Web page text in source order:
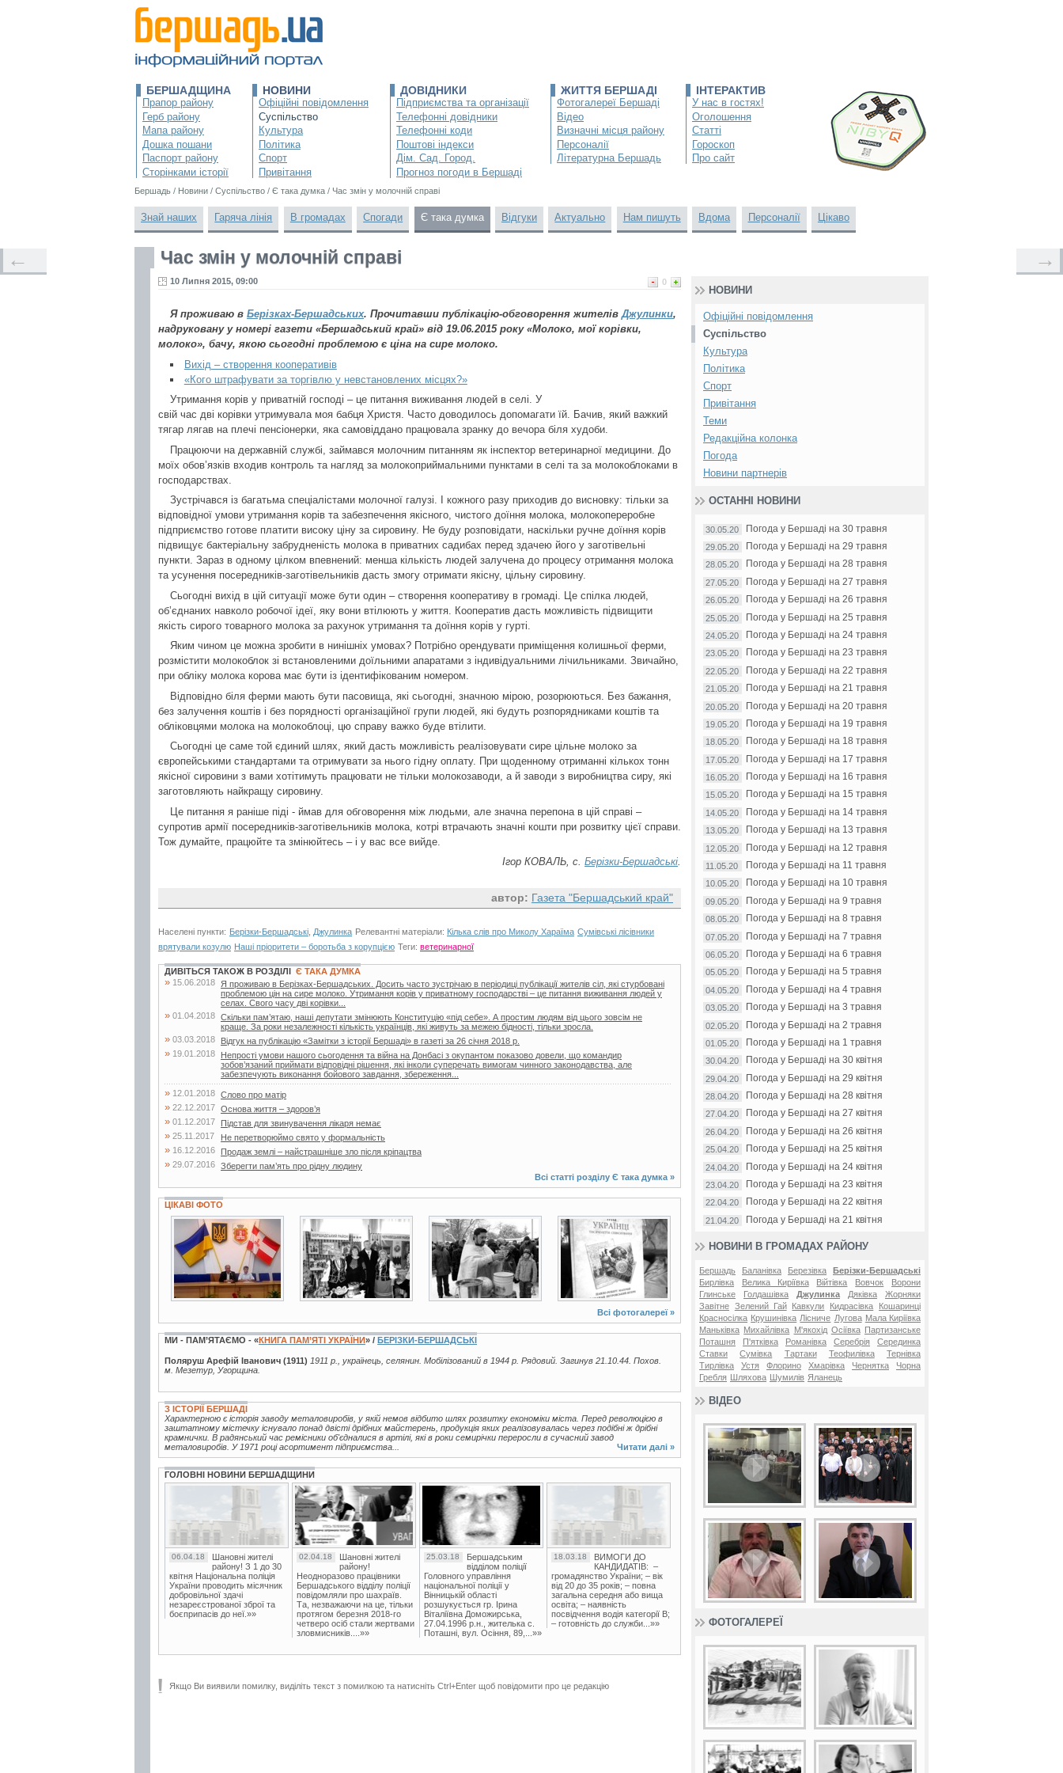
БЕРШАДЩИНА
Прапор району
Герб району
Мапа району
Дошка пошани
Паспорт району
Сторінками історії
НОВИНИ
Офіційні повідомлення
Суспільство
Культура
Політика
Спорт
Привітання
ДОВІДНИКИ
Підприємства та організації
Телефонні довідники
Телефонні коди
Поштові індекси
Дім. Сад. Город.
Прогноз погоди в Бершаді
ЖИТТЯ БЕРШАДІ
Фотогалереї Бершаді
Відео
Визначні місця району
Персоналії
Літературна Бершадь
ІНТЕРАКТИВ
У нас в гостях!
Оголошення
Статті
Гороскоп
Про сайт
Бершадь / Новини / Суспільство / Є така думка / Час змін у молочній справі
Знай наших Гаряча лінія В громадах Спогади Є така думка Відгуки Актуально Нам пишуть Вдома Персоналії Цікаво
Час змін у молочній справі
0
10 Липня 2015, 09:00
Я проживаю в Берізках-Бершадських. Прочитавши публікацію-обговорення жителівДжулинки,
надруковану у номері газети «Бершадський край» від 19.06.2015 року «Молоко, мої корівки,
молоко», бачу, якою сьогодні проблемою є ціна на сире молоко.
Вихід – створення кооперативів
«Кого штрафувати за торгівлю у невстановлених місцях?»
Утримання корів у приватній господі – це питання виживання людей в селі. У
свій час дві корівки утримувала моя бабця Христя. Часто доводилось допомагати їй. Бачив, який важкий
тягар лягав на плечі пенсіонерки, яка самовіддано працювала зранку до вечора біля худоби.
Працюючи на державній службі, займався молочним питанням як інспектор ветеринарної медицини. До
моїх обов’язків входив контроль та нагляд за молокоприймальними пунктами в селі та за молокоблоками в
господарствах.
Зустрічався із багатьма спеціалістами молочної галузі. І кожного разу приходив до висновку: тільки за
відповідної умови утримання корів та забезпечення якісного, чистого доїння молока, молокопереробне
підприємство готове платити високу ціну за сировину. Не буду розповідати, наскільки ручне доїння корів
підвищує бактеріальну забрудненість молока в приватних садибах перед здачею його у заготівельні
пункти. Зараз в одному цілком впевнений: менша кількість людей залучена до процесу отримання молока
та усунення посередників-заготівельників дасть змогу отримати якісну, цільну сировину.
Сьогодні вихід в цій ситуації може бути один – створення кооперативу в громаді. Це спілка людей,
об’єднаних навколо робочої ідеї, яку вони втілюють у життя. Кооператив дасть можливість підвищити
якість сирого товарного молока за рахунок утримання та доїння корів у гурті.
Яким чином це можна зробити в нинішніх умовах? Потрібно орендувати приміщення колишньої ферми,
розмістити молокоблок зі встановленими доїльними апаратами з індивідуальними лічильниками. Звичайно,
при обліку молока корова має бути із ідентифікованим номером.
Відповідно біля ферми мають бути пасовища, які сьогодні, значною мірою, розорюються. Без бажання,
без залучення коштів і без порядності організаційної групи людей, які будуть розпорядниками коштів та
обліковцями молока на молокоблоці, цю справу важко буде втілити.
Сьогодні це саме той єдиний шлях, який дасть можливість реалізовувати сире цільне молоко за
європейськими стандартами та отримувати за нього гідну оплату. При щоденному отриманні кількох тонн
якісної сировини з вами хотітимуть працювати не тільки молокозаводи, а й заводи з виробництва сиру, які
заготовляють найкращу сировину.
Це питання я раніше піді - ймав для обговорення між людьми, але значна перепона в цій справі –
супротив армії посередників-заготівельників молока, котрі втрачають значні кошти при розвитку цієї справи.
Тож думайте, працюйте та змінюйтесь – і у вас все вийде.
Ігор КОВАЛЬ, с. Берізки-Бершадські.
автор: Газета "Бершадський край"
Населені пункти: Берізки-Бершадські Джулинка Релевантні матеріали: Кілька слів про Миколу Хараїма Сумівські лісівники
врятували козулю Наші пріоритети – боротьба з корупцією Теги: ветеринарної
← →
ДИВІТЬСЯ ТАКОЖ В РОЗДІЛІ Є ТАКА ДУМКА
» 15.06.2018
Я проживаю в Берізках-Бершадських. Досить часто зустрічаю в періодиці публікації жителів сіл, які стурбовані
проблемою цін на сире молоко. Утримання корів у приватному господарстві – це питання виживання людей у
селах. Свого часу дві корівки...
» 01.04.2018 Скільки пам’ятаю, наші депутати змінюють Конституцію «під себе». А простим людям від цього зовсім не
краще. За роки незалежності кількість українців, які живуть за межею бідності, тільки зросла.
» 03.03.2018 Відгук на публікацію «Замітки з історії Бершаді» в газеті за 26 січня 2018 р.
» 19.01.2018
Непрості умови нашого сьогодення та війна на Донбасі з окупантом показово довели, що командир
зобов’язаний приймати відповідні рішення, які інколи суперечать вимогам чинного законодавства, але
забезпечують виконання бойового завдання, збереження...
» 12.01.2018 Слово про матір
» 22.12.2017 Основа життя – здоров’я
» 01.12.2017 Підстав для звинувачення лікаря немає
» 25.11.2017 Не перетворюймо свято у формальність
» 16.12.2016 Продаж землі – найстрашніше зло після кріпацтва
» 29.07.2016 Зберегти пам’ять про рідну людину
Всі статті розділу Є така думка »
ЦІКАВІ ФОТО
6 фото 2 фото 3 фото 2 фото
Всі фотогалереї »
МИ - ПАМ’ЯТАЄМО - «КНИГА ПАМ’ЯТІ УКРАЇНИ» / БЕРІЗКИ-БЕРШАДСЬКІ
Поляруш Арефій Іванович (1911) 1911 р., українець, селянин. Мобілізований в 1944 р. Рядовий. Загинув 21.10.44. Похов.
м. Мезетур, Угорщина.
З ІСТОРІЇ БЕРШАДІ
Характерною є історія заводу металовиробів, у якій немов відбито шлях розвитку економіки міста. Перед революцією в
заштатному містечку існувало понад двісті дрібних майстерень, продукція яких реалізовувалась через подібні ж дрібні
крамнички. В радянський час ремісники об'єдналися в артілі, які в роки семирічки переросли в сучасний завод
металовиробів. У 1971 році асортимент підприємства...
Читати далі »
ГОЛОВНІ НОВИНИ БЕРШАДЩИНИ
06.04.18
Шановні жителі
району! З 1 до 30
квітня Національна поліція
України проводить місячник
добровільної здачі
незареєстрованої зброї та
боєприпасів до неї.»»
02.04.18
Шановні жителі
району!
Неодноразово працівники
Бершадського відділу поліції
повідомляли про шахраїв.
Та, незважаючи на це, тільки
протягом березня 2018-го
четверо осіб стали жертвами
зловмисників....»»
25.03.18
Бершадським
відділом поліції
Головного управління
національної поліції у
Вінницькій області
розшукується гр. Ірина
Віталіївна Доможирська,
27.04.1996 р.н., жителька с.
Поташні, вул. Осіння, 89,...»»
18.03.18
ВИМОГИ ДО
КАНДИДАТІВ: –
громадянство України; – вік
від 20 до 35 років; – повна
загальна середня або вища
освіта; – наявність
посвідчення водія категорії В;
– готовність до служби...»»
Якщо Ви виявили помилку, виділіть текст з помилкою та натисніть Ctrl+Enter щоб повідомити про це редакцію
НОВИНИ
Офіційні повідомлення
Суспільство
Культура
Політика
Спорт
Привітання
Теми
Редакційна колонка
Погода
Новини партнерів
ОСТАННІ НОВИНИ
30.05.20 Погода у Бершаді на 30 травня
29.05.20 Погода у Бершаді на 29 травня
28.05.20 Погода у Бершаді на 28 травня
27.05.20 Погода у Бершаді на 27 травня
26.05.20 Погода у Бершаді на 26 травня
25.05.20 Погода у Бершаді на 25 травня
24.05.20 Погода у Бершаді на 24 травня
23.05.20 Погода у Бершаді на 23 травня
22.05.20 Погода у Бершаді на 22 травня
21.05.20 Погода у Бершаді на 21 травня
20.05.20 Погода у Бершаді на 20 травня
19.05.20 Погода у Бершаді на 19 травня
18.05.20 Погода у Бершаді на 18 травня
17.05.20 Погода у Бершаді на 17 травня
16.05.20 Погода у Бершаді на 16 травня
15.05.20 Погода у Бершаді на 15 травня
14.05.20 Погода у Бершаді на 14 травня
13.05.20 Погода у Бершаді на 13 травня
12.05.20 Погода у Бершаді на 12 травня
11.05.20 Погода у Бершаді на 11 травня
10.05.20 Погода у Бершаді на 10 травня
09.05.20 Погода у Бершаді на 9 травня
08.05.20 Погода у Бершаді на 8 травня
07.05.20 Погода у Бершаді на 7 травня
06.05.20 Погода у Бершаді на 6 травня
05.05.20 Погода у Бершаді на 5 травня
04.05.20 Погода у Бершаді на 4 травня
03.05.20 Погода у Бершаді на 3 травня
02.05.20 Погода у Бершаді на 2 травня
01.05.20 Погода у Бершаді на 1 травня
30.04.20 Погода у Бершаді на 30 квітня
29.04.20 Погода у Бершаді на 29 квітня
28.04.20 Погода у Бершаді на 28 квітня
27.04.20 Погода у Бершаді на 27 квітня
26.04.20 Погода у Бершаді на 26 квітня
25.04.20 Погода у Бершаді на 25 квітня
24.04.20 Погода у Бершаді на 24 квітня
23.04.20 Погода у Бершаді на 23 квітня
22.04.20 Погода у Бершаді на 22 квітня
21.04.20 Погода у Бершаді на 21 квітня
НОВИНИ В ГРОМАДАХ РАЙОНУ
Бершадь Баланівка Березівка
Берізки-Бершадські
Бирлівка
Велика Киріївка Війтівка Вовчок
Ворони
Глинське
Голдашівка Джулинка Дяківка
Жорняки
Завітне Зелений Гай Кавкули Кидрасівка
Кошаринці
Красносілка Крушинівка Лісниче Лугова Мала Киріївка
Маньківка Михайлівка М'якохід Осіївка
Партизанське
Поташня
П'ятківка Романівка Серебрія
Серединка
Ставки
Сумівка Тартаки Теофилівка
Тернівка
Тирлівка
Устя Флорино Хмарівка Чернятка
Чорна
Гребля
Шляхова Шумилів Яланець
ВІДЕО
ФОТОГАЛЕРЕЇ